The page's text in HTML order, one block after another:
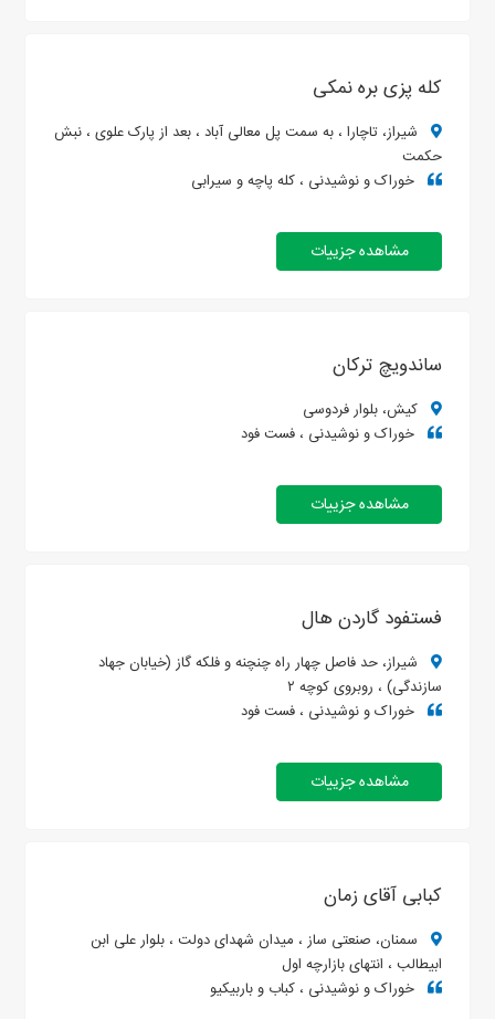
کله پزی بره نمکی
شیراز، تاچارا ، به سمت پل معالی آباد ، بعد از پارک علوی ، نبش
حکمت
خوراک و نوشیدنی ، کله پاچه و سیرابی
مشاهده جزییات
ساندویچ ترکان
کیش، بلوار فردوسی
خوراک و نوشیدنی ، فست فود
مشاهده جزییات
فستفود گاردن هال
شیراز، حد فاصل چهار راه چنچنه و فلکه گاز (خیابان جهاد
سازندگی) ، روبروی کوچه ۲
خوراک و نوشیدنی ، فست فود
مشاهده جزییات
کبابی آقای زمان
سمنان، صنعتی ساز ، میدان شهدای دولت ، بلوار علی ابن
ابیطالب ، انتهای بازارچه اول
خوراک و نوشیدنی ، کباب و باربیکیو